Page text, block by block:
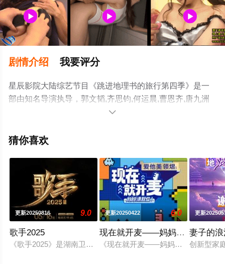
剧情介绍 我要评分
星辰影院大陆综艺节目《跳进地理书的旅行第四季》是一
部由知名导演执导，郭文韬,齐思钧,何运晨,曹恩齐,唐九洲
等演员精彩演绎的中国大陆综艺，手机免费观看高清未删
至豆瓣综艺、电视猫或剧情网等平台了解。

猜你喜欢
更新20250816 9.0
歌手2025
《歌手2025》是湖南卫视和芒果TV联合出品的音乐节目，节目
更新20250422 6.0
现在就开麦——妈妈请就位！
《现在就开麦——妈妈请就位！》将
更新
妻子的
创新型家